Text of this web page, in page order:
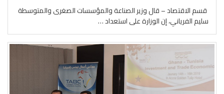
قسم الاقتصاد – قال وزير الصناعة والمؤسسات الصغرى والمتوسطة
سليم الفرياني، إن الوزارة على استعداد …